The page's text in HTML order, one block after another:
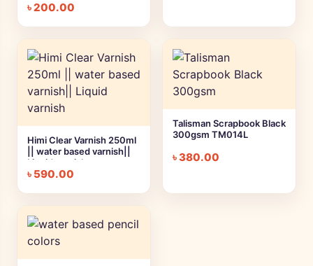
Drawing
৳200.00
Himi Clear Varnish 250ml
|| water based varnish||
Liquid varnish
৳ 590.00
Talisman Scrapbook Black
300gsm TM014L
৳380.00